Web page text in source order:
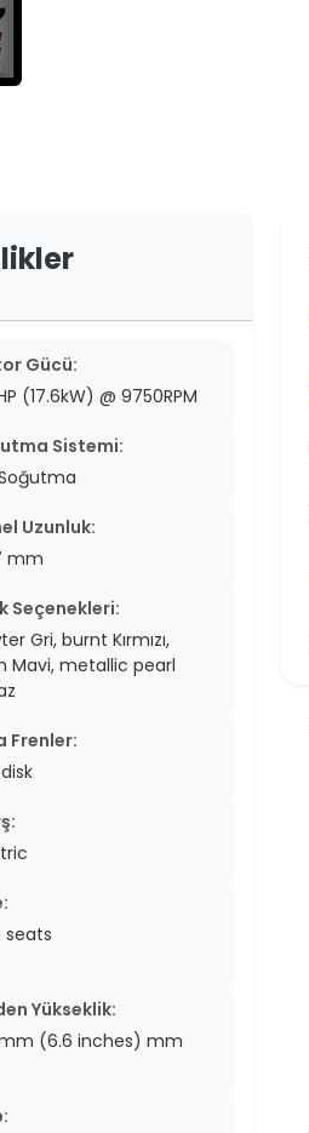
Gücü:
(17.6kW) @ 9750RPM
Sistemi:
Soğutma
Uzunluk:
mm
Seçenekleri:
Gri, burnt Kırmızı,
Mavi, metallic pearl
Frenler:
seats
Yükseklik:
(6.6 inches) mm